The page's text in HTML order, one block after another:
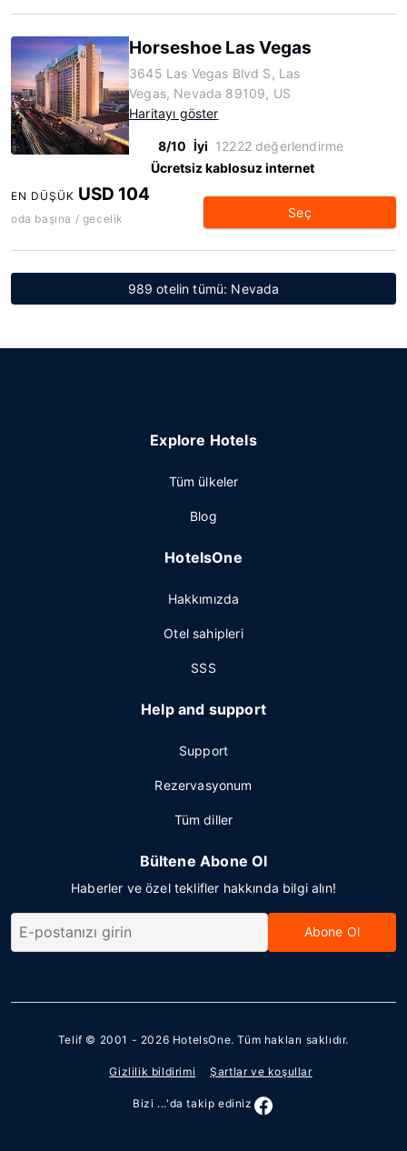
Horseshoe Las Vegas
3645 Las Vegas Blvd S, Las
Vegas, Nevada 89109, US
Haritayı göster
8/10 İyi 12222 değerlendirme
Ücretsiz kablosuz internet
EN DÜŞÜK USD 104
oda başına / gecelik Seç
989 otelin tümü: Nevada
Explore Hotels
Tüm ülkeler
Blog
HotelsOne
Hakkımızda
Otel sahipleri
SSS
Help and support
Support
Rezervasyonum
Tüm diller
Bültene Abone Ol
Haberler ve özel teklifler hakkında bilgi alın!
Abone Ol
Telif © 2001 - 2026 HotelsOne. Tüm hakları saklıdır.
Gizlilik bildirimi Şartlar ve koşullar
Bizi ...'da takip ediniz